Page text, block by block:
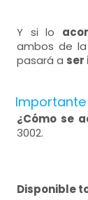
Y si lo
ambos de
pasará a ser
¿Cómo se
3002.
Disponible